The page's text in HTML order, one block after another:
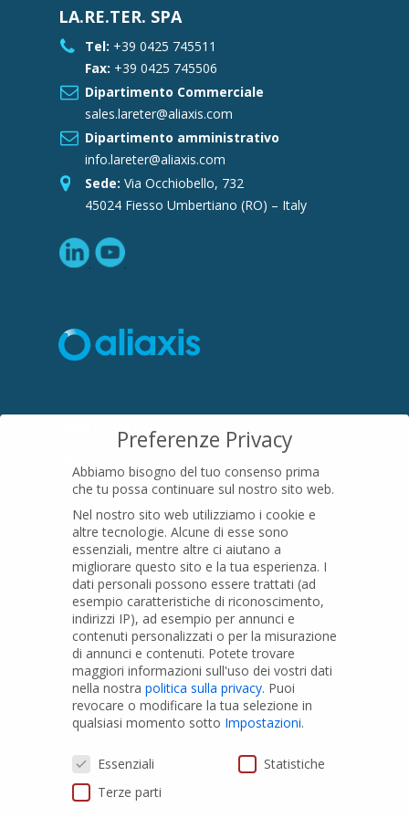
LA.RE.TER. SPA
Tel: +39 0425 745511
Fax: +39 0425 745506
Dipartimento Commerciale
sales.lareter@aliaxis.com
Dipartimento amministrativo
info.lareter@aliaxis.com
Sede: Via Occhiobello, 732
45024 Fiesso Umbertiano (RO) – Italy
16015 Casella (GE) – Italy
01079200299
PRODOTTI
Tubi PVC
Raccordi PVC
Tubi e Raccordi in PVC-A
Pozzi Artesiani
Preferenze Privacy
Abbiamo bisogno del tuo consenso prima
che tu possa continuare sul nostro sito web.
Nel nostro sito web utilizziamo i cookie e
altre tecnologie. Alcune di esse sono
essenziali, mentre altre ci aiutano a
migliorare questo sito e la tua esperienza. I
dati personali possono essere trattati (ad
esempio caratteristiche di riconoscimento,
indirizzi IP), ad esempio per annunci e
contenuti personalizzati o per la misurazione
di annunci e contenuti. Potete trovare
maggiori informazioni sull'uso dei vostri dati
nella nostra politica sulla privacy. Puoi
revocare o modificare la tua selezione in
qualsiasi momento sotto Impostazioni.
Preferenze Privacy
Essenziali
Statistiche
Terze parti